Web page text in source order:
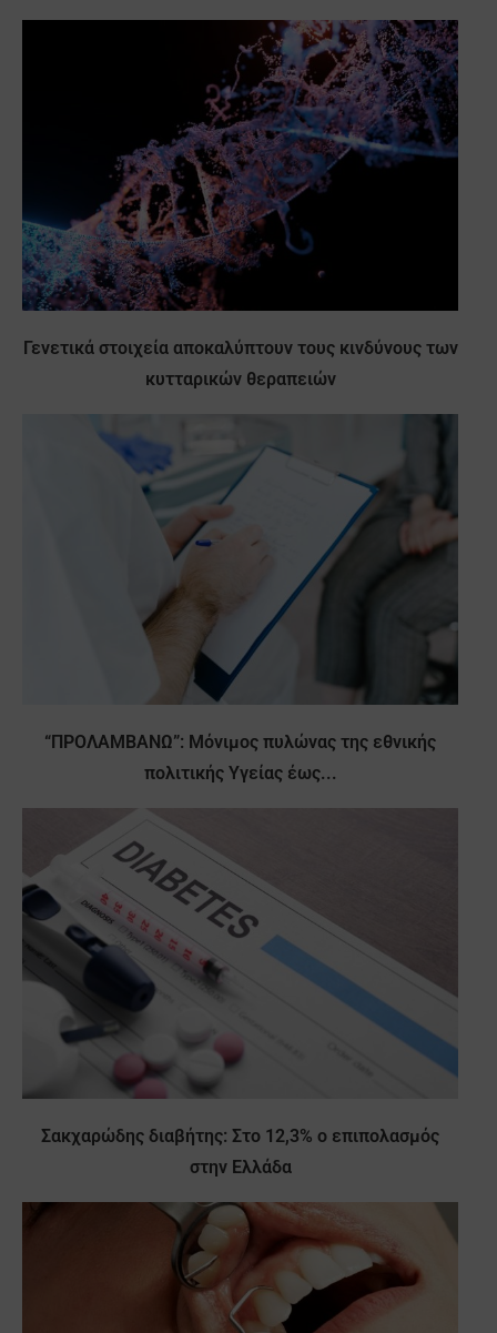
Γενετικά στοιχεία αποκαλύπτουν τους κινδύνους των
κυτταρικών θεραπειών
“ΠΡΟΛΑΜΒΑΝΩ”: Μόνιμος πυλώνας της εθνικής
πολιτικής Υγείας έως...
Σακχαρώδης διαβήτης: Στο 12,3% ο επιπολασμός
στην Ελλάδα